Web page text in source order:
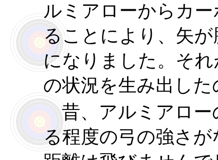
ルミアローからカ
ることにより、矢
になりました。そ
の状況を生み出し
昔、アルミアロー
る程度の弓の強さ